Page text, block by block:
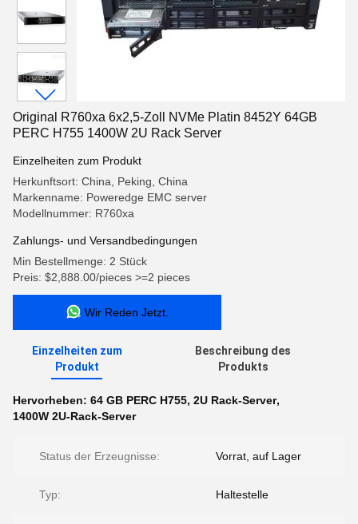
Original R760xa 6x2,5-Zoll NVMe Platin 8452Y 64GB
PERC H755 1400W 2U Rack Server
Einzelheiten zum Produkt
Herkunftsort: China, Peking, China
Markenname: Poweredge EMC server
Modellnummer: R760xa
Zahlungs- und Versandbedingungen
Min Bestellmenge: 2 Stück
Preis: $2,888.00/pieces >=2 pieces
Wir Reden Jetzt.
Einzelheiten zum
Produkt
Beschreibung des
Produkts
Hervorheben: 64 GB PERC H755, 2U Rack-Server,
1400W 2U-Rack-Server
Status der Erzeugnisse: Vorrat, auf Lager
Typ: Haltestelle